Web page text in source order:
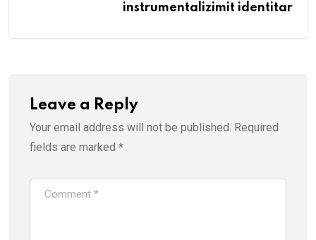
instrumentalizimit identitar
Leave a Reply
Your email address will not be published. Required
fields are marked *